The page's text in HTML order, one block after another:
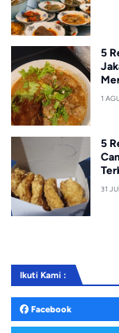
5
1
5
31
Ikuti Kami :
Facebook